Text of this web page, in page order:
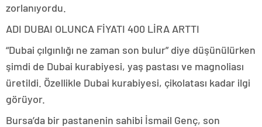
zorlanıyordu.
ADI DUBAI OLUNCA FİYATI 400 LİRA ARTTI
“Dubai çılgınlığı ne zaman son bulur” diye düşünülürken
şimdi de Dubai kurabiyesi, yaş pastası ve magnoliası
üretildi. Özellikle Dubai kurabiyesi, çikolatası kadar ilgi
görüyor.
Bursa’da bir pastanenin sahibi İsmail Genç, son